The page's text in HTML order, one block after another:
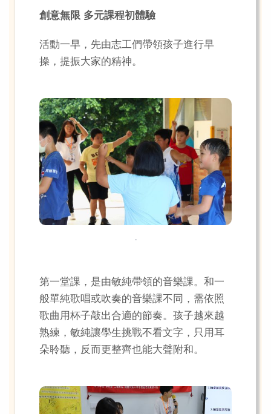
創意無限 多元課程初體驗
活動一早，先由志工們帶領孩子進行早
操，提振大家的精神。
.
第一堂課，是由敏純帶領的音樂課。和一
般單純歌唱或吹奏的音樂課不同，需依照
歌曲用杯子敲出合適的節奏。孩子越來越
熟練，敏純讓學生挑戰不看文字，只用耳
朵聆聽，反而更整齊也能大聲附和。